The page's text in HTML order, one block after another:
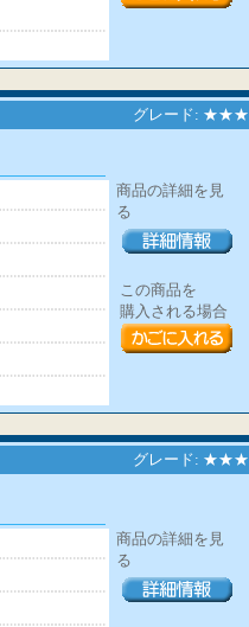
グレード: ★★★
商品の詳細を見
る
この商品を
購入される場合
グレード: ★★★
商品の詳細を見
る